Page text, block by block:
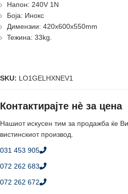
Напон: 240V 1N
Боја: Инокс
Димензии: 420x600x550mm
Teжина: 33kg.
SKU: LO1GELHXNEV1
Контактирајте нè за цена
Нашиот искусен тим за продажба ќе
вистинскиот производ.
031 453 905
072 262 683
072 262 672